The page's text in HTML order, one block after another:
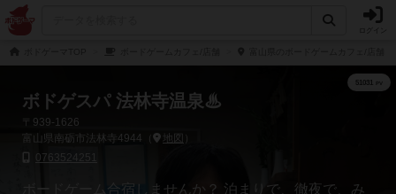
ボドゲスパ 法林寺温泉♨
〒939-1626
富山県南砺市法林寺4944（
地図 ）
0763524251
ボードゲーム合宿しませんか？ 泊まりで、徹夜で、み